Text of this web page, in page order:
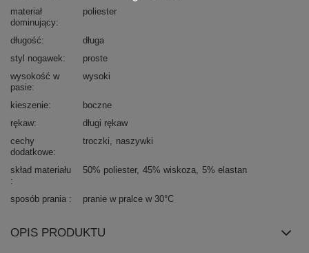
materiał
dominujący
poliester
długość
długa
styl nogawek
proste
wysokość w
pasie
wysoki
kieszenie
boczne
rękaw
długi rękaw
cechy
dodatkowe
troczki naszywki
skład materiału 50% poliester 45% wiskoza 5% elastan
sposób prania pranie w pralce w 30°C
OPIS PRODUKTU